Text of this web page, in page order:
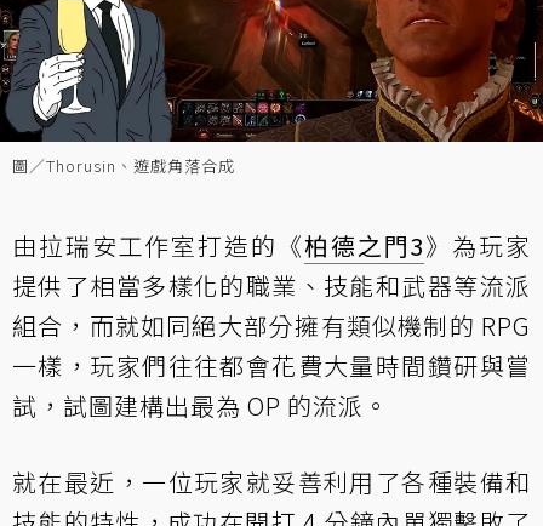
圖／Thorusin、遊戲角落合成
由拉瑞安工作室打造的《柏德之門3》為玩家
提供了相當多樣化的職業、技能和武器等流派
組合，而就如同絕大部分擁有類似機制的 RPG
一樣，玩家們往往都會花費大量時間鑽研與嘗
試，試圖建構出最為 OP 的流派。
就在最近，一位玩家就妥善利用了各種裝備和